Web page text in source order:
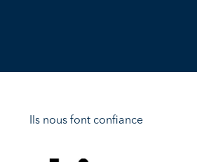
Ils nous font confiance